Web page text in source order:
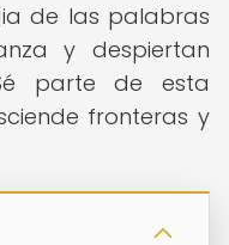
de las palabras
y despiertan
parte de esta
fronteras y